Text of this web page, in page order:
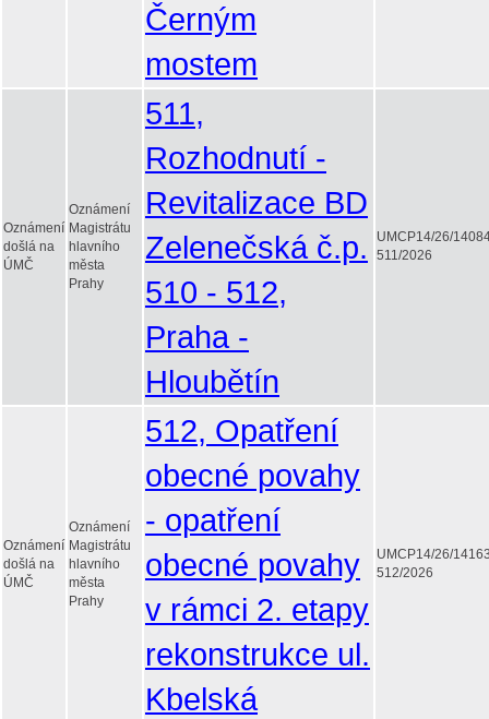
Černým
mostem
Oznámení
došlá na
ÚMČ
Oznámení
Magistrátu
hlavního
města
Prahy
511,
Rozhodnutí -
Revitalizace BD
Zelenečská č.p.
510 - 512,
Praha -
Hloubětín
UMCP14/26/
511/2026
Oznámení
došlá na
ÚMČ
Oznámení
Magistrátu
hlavního
města
Prahy
512, Opatření
obecné povahy
- opatření
obecné povahy
v rámci 2. etapy
rekonstrukce ul.
Kbelská
UMCP14/26/
512/2026